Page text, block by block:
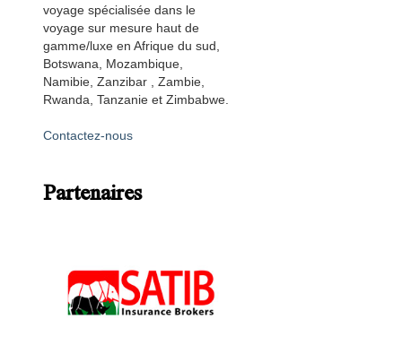
voyage spécialisée dans le
voyage sur mesure haut de
gamme/luxe en Afrique du sud,
Botswana, Mozambique,
Namibie, Zanzibar , Zambie,
Rwanda, Tanzanie et Zimbabwe.
Contactez-nous
Partenaires